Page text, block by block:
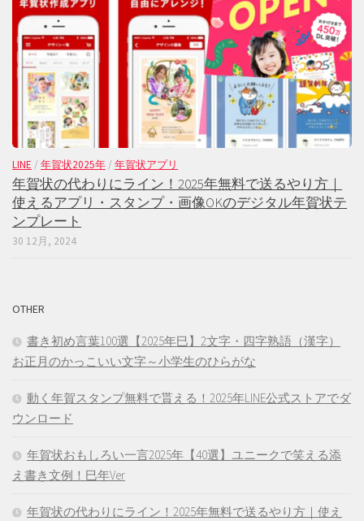
LINE / 年賀状2025年/ 年賀状アプリ
年賀状の代わりにライン！2025年無料で送るやり方｜
使えるアプリ・スタンプ・画像OKのデジタル年賀状テ
ンプレート
30 12月, 2024
OTHER
書き初め言葉100選【2025年巳】2文字・四字熟語（漢字）
お正月のかっこいい文字～小学生のひらがな
動く年賀スタンプ無料で貰える！2025年LINE公式ストアでダ
ウンロード
年賀状おもしろい一言2025年【40選】ユニークで笑える添
え書き文例！巳年Ver
年賀状の代わりにライン！2025年無料で送るやり方｜使え